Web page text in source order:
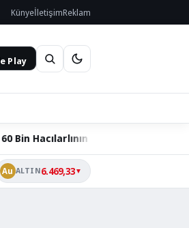
KünyeİletişimReklam
Play
Talebi: Ömer Dede Ziyareti Yolu
Au ALTIN 6.469,33▼